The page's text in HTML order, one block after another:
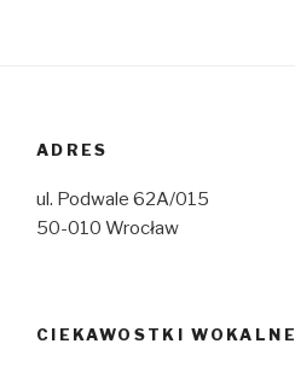
ADRES
ul. Podwale 62A/015
50-010 Wrocław
CIEKAWOSTKI WOKALNE